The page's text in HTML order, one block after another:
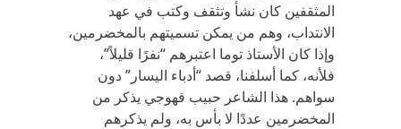
المثقفين كان نشأ وتثقف وكتب في عهد
الانتداب، وهم من يمكن تسميتهم بالمخضرمين،
وإذا كان الأستاذ توما اعتبرهم “نفرًا قليلاً”،
فلأنه، كما أسلفنا، قصد “أدباء اليسار” دون
سواهم. هذا الشاعر حبيب قهوجي يذكر من
المخضرمين عددًا لا بأس به، ولم يذكرهم